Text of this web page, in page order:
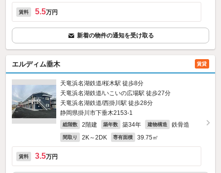
賃料 5.5万円
新着の物件の通知を受け取る
エルディム垂木 賃貸
天竜浜名湖鉄道/桜木駅 徒歩8分
天竜浜名湖鉄道/いこいの広場駅 徒歩27分
天竜浜名湖鉄道/西掛川駅 徒歩28分
静岡県掛川市下垂木2153‐1
総階数 2階建 築年数 築34年 建物構造 鉄骨造
間取り 2K～2DK 専有面積 39.75㎡
賃料 3.5万円